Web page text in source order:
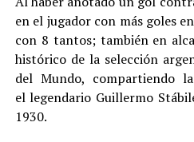
en el jugador con más goles
con 8 tantos; también en
histórico de la selección
del Mundo, compartiendo
el legendario Guillermo
1930.